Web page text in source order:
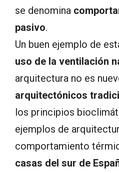
se denomina
pasivo.
Un buen ejemplo de
uso de la ventilación
arquitectura no es
arquitectónicos
los principios
ejemplos de
comportamiento
casas del sur de